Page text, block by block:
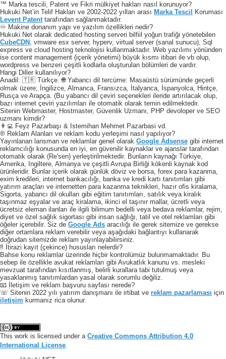
™ Marka tescili, Patent ve Fikri mülkiyet hakları nasıl korunuyor?
Hukuki.Net’in Telif Hakları ve 2002-2022 yılları arası Marka Tescil
Koruması
Levent Patenttarafından sağlanmaktadır.
♾️ Makine donanım yapı ve yazılım özellikleri nedir?
Hukuki.Net olarak dedicated hosting serveri bilfiil yoğun trafiği yönetebilen
CubeCDN , vmware esx server, hyperv, virtual server (sanal sunucu), Sql
express ve cloud hosting teknolojisi kullanmaktadır. Web yazılımı yönünden
ise content management (içerik yönetimi) büyük kısmı itibari ile vb olup,
wordpress ve benzeri çeşitli kodlarla oluşturulan bölümleri de vardır.
Hangi Diller kullanılıyor?
Anadil: 🇹🇷 Türkçe. 🌐 Yabancı dil tercüme: Masaüstü sürümünde geçerli
olmak üzere; İngilizce, Almanca, Fransızca, İtalyanca, İspanyolca, Hintçe,
Rusça ve Arapça. (Bu yabancı dil çeviri seçenekleri ileride artırılacak olup,
bazı internet çeviri yazılımları ile otomatik olarak temin edilmektedir.
Sitenin Webmaster, Hostmaster, Güvenlik Uzmanı, PHP devoloper ve SEO
uzmanı kimdir?
👨‍💻 Feyz Pazarbaşı & Istemihan Mehmet Pazarbasi vd.
® Reklam Alanları ve reklam kodu yerleşimi nasıl yapılıyor?
Yayınlanan lansman ve reklamlar genel olarak Google Adsense gibi internet
reklamcılığı konusunda en iyi, en güvenilir kaynaklar ve ajanslar tarafından
otomatik olarak (Re'sen) yerleştirilmektedir. Bunların kaynağı Türkiye,
Amerika, Ingiltere, Almanya ve çeşitli Avrupa Birliği kökenli kaynak kod
ürünleridir. Bunlar içerik olarak günlük döviz ve borsa, forex para kazanma,
exim kredileri, internet bankacılığı, banka ve kredi kartı tanıtımları gibi
yatırım araçları ve internetten para kazanma teknikleri, hazır ofis kiralama,
Sigorta, yabancı dil okulları gibi eğitim tanıtımları, satılık veya kiralık
taşınmaz eşyalar ve araç kiralama, ikinci el taşınır mallar, ücretli veya
ücretsiz eleman ilanları ile ilgili bilimum bedelli veya bedava reklamlar, rejim,
diyet ve özel sağlık sigortası gibi insan sağlığı, tatil ve otel reklamları gibi
öğeler içerebilir. Siz de Google Ads aracılığı ile gerek sitemize ve gerekse
diğer ortamlara reklam verebilir veya aşağıdaki bağlantıyı kullanarak
doğrudan sitemizde reklam yayınlayabilirsiniz.
‼️ İtirazi kayıt (çekince) hususları nelerdir?
Bahse konu reklamlar üzerinde hiçbir kontrolümüz bulunmamaktadır. Bu
sebep ile özellikle avukat reklamları gibi Avukatlık kanunu vs. mesleki
mevzuat tarafından kısıtlanmış, belirli kurallara tabi tutulmuş veya
yasaklanmış tanıtımlardan yasal olarak sorumlu değiliz.
📧 İletişim ve reklam başvuru sayfası nerede?
☏ Sitenin 2022 yılı yatırım danışmanı ile irtibat ve reklam pazarlaması için
iletişim kurmanız rica olunur.
This work is licensed under a Creative Commons Attribution 4.0
International License.